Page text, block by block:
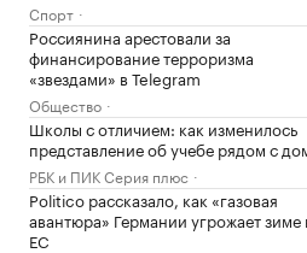
Спорт
Россиянина арестовали за
финансирование терроризма
«звездами» в Telegram
Общество
Школы с отличием: как изменилось
представление об учебе рядом с
РБК и ПИК Серия плюс
Politico рассказало, как «газовая
авантюра» Германии угрожает зиме
ЕС